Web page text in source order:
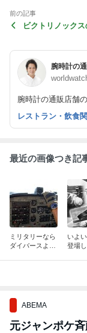
前の記事
ビクトリノック
腕時計の通販店舗
レストラン・飲食
最近の画像つき記
ミリタリーなら
ダイバースより
いよ
登場
ABEMA
元ジャンポケ